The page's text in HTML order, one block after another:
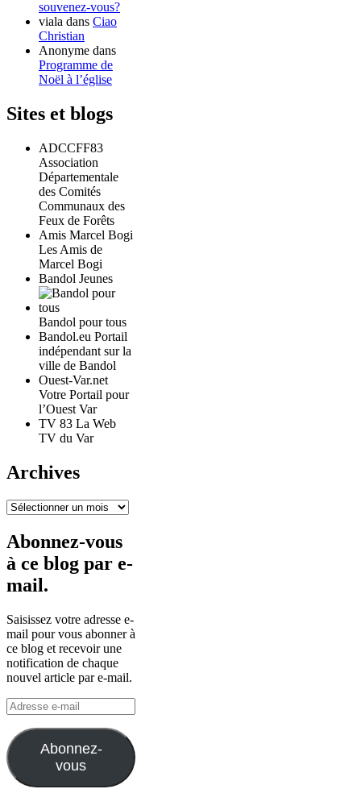
souvenez-vous?
viala dans Ciao
Christian
Anonyme dans
Programme de
Noël à l’église
Sites et blogs
ADCCFF83
Association
Départementale
des Comités
Communaux des
Feux de Forêts
Amis Marcel Bogi
Les Amis de
Marcel Bogi
Bandol Jeunes
Bandol pour tous
Bandol.eu Portail
indépendant sur la
ville de Bandol
Ouest-Var.net
Votre Portail pour
l’Ouest Var
TV 83 La Web
TV du Var
Archives
Archives
Abonnez-vous
à ce blog par e-
mail.
Saisissez votre adresse e-
mail pour vous abonner à
ce blog et recevoir une
notification de chaque
nouvel article par e-mail.
Adresse
e-
mail
Abonnez-
vous